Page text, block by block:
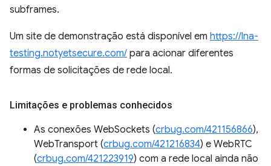
subframes.
Um site de demonstração está disponível em https://lna-
testing.notyetsecure.com/ para acionar diferentes
formas de solicitações de rede local.
Limitações e problemas conhecidos
As conexões WebSockets (crbug.com/421156866),
WebTransport (crbug.com/421216834) e WebRTC
(crbug.com/421223919) com a rede local ainda não